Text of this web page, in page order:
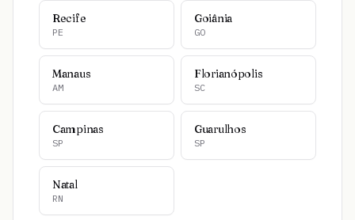
Recife
PE
Goiânia
GO
Manaus
AM
Florianópolis
SC
Campinas
SP
Guarulhos
SP
Natal
RN